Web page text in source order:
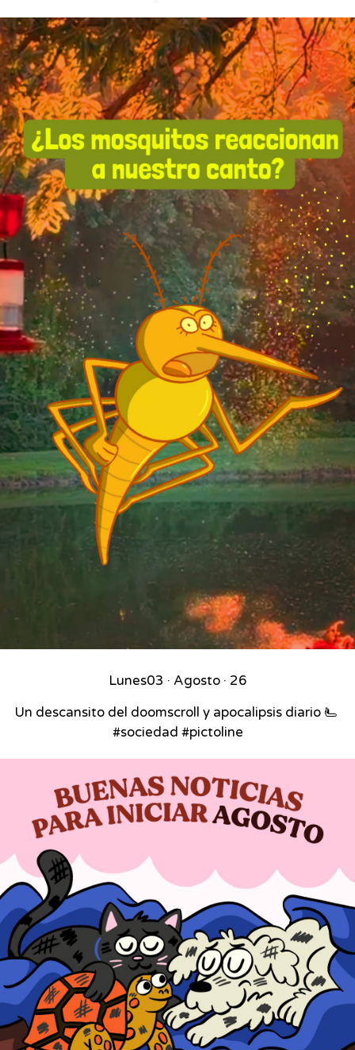
Lunes03 · Agosto · 26
Un descansito del doomscroll y apocalipsis diario 🫷⁣ ⁣
#sociedad #pictoline